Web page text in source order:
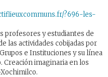
?696-les-
profesores y estudiantes de
las actividades cobijadas por
e Instituciones y su línea
Creación imaginaria en los